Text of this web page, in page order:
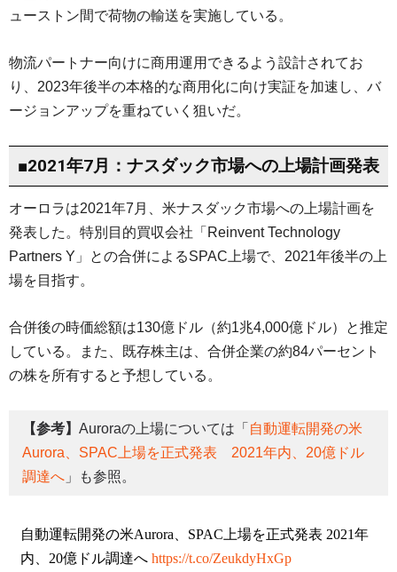
ューストン間で荷物の輸送を実施している。
物流パートナー向けに商用運用できるよう設計されてお
り、2023年後半の本格的な商用化に向け実証を加速し、バ
ージョンアップを重ねていく狙いだ。
■2021年7月：ナスダック市場への上場計画発表
オーロラは2021年7月、米ナスダック市場への上場計画を
発表した。特別目的買収会社「Reinvent Technology
Partners Y」との合併によるSPAC上場で、2021年後半の上
場を目指す。
合併後の時価総額は130億ドル（約1兆4,000億ドル）と推定
している。また、既存株主は、合併企業の約84パーセント
の株を所有すると予想している。
【参考】 Auroraの上場については「 自動運転開発の米
Aurora、SPAC上場を正式発表 2021年内、20億ドル
調達へ 」も参照。
自動運転開発の米Aurora、SPAC上場を正式発表 2021年
内、20億ドル調達へ https://t.co/ZeukdyHxGp